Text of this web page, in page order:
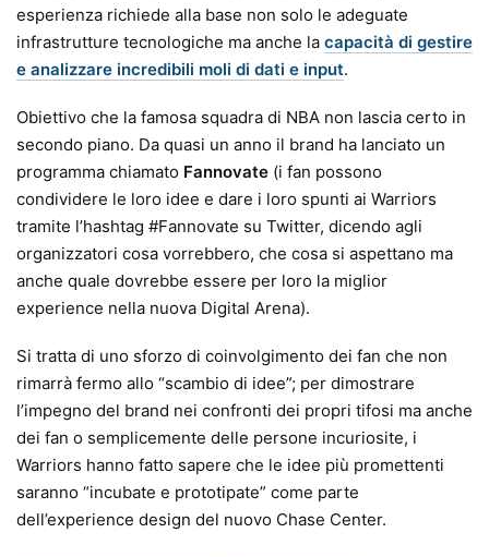
esperienza richiede alla base non solo le adeguate
infrastrutture tecnologiche ma anche la capacità di gestire
e analizzare incredibili moli di dati e input.
Obiettivo che la famosa squadra di NBA non lascia certo in
secondo piano. Da quasi un anno il brand ha lanciato un
programma chiamato Fannovate (i fan possono
condividere le loro idee e dare i loro spunti ai Warriors
tramite l’hashtag #Fannovate su Twitter, dicendo agli
organizzatori cosa vorrebbero, che cosa si aspettano ma
anche quale dovrebbe essere per loro la miglior
experience nella nuova Digital Arena).
Si tratta di uno sforzo di coinvolgimento dei fan che non
rimarrà fermo allo “scambio di idee”; per dimostrare
l’impegno del brand nei confronti dei propri tifosi ma anche
dei fan o semplicemente delle persone incuriosite, i
Warriors hanno fatto sapere che le idee più promettenti
saranno “incubate e prototipate” come parte
dell’experience design del nuovo Chase Center.